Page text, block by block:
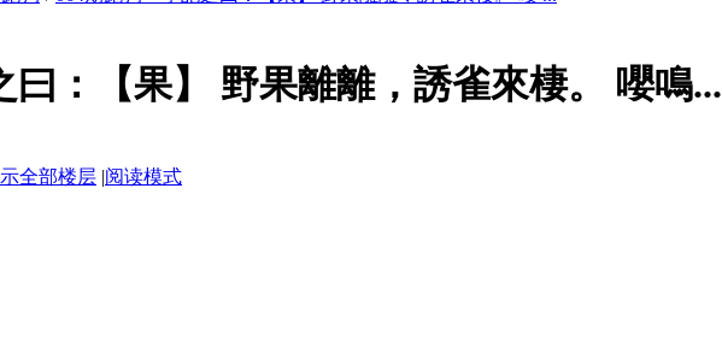
曰：【果】 野果離離，誘雀來棲。 嚶鳴...
全部楼层 |阅读模式